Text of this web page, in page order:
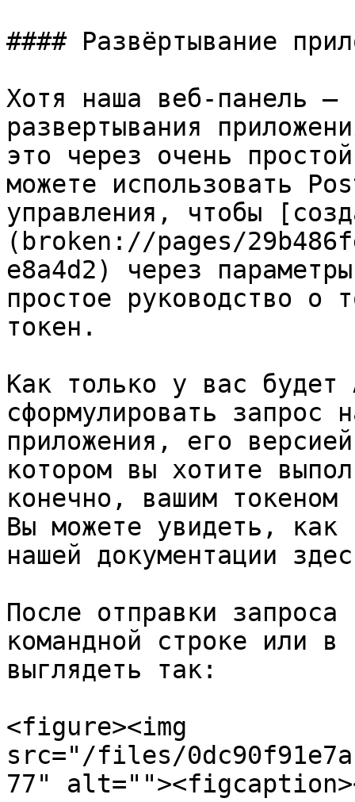
#### Развёртывание
Хотя наша веб-панель —
развертывания
это через очень
можете использовать
управления, чтобы
(broken://pages/
e8a4d2) через
простое руководство о
токен.
Как только у вас будет
сформулировать запрос
приложения, его
котором вы хотите
конечно, вашим токеном
Вы можете увидеть, как
нашей документации
После отправки
командной строке или в
выглядеть так:
<figure><img
src="/files/
77"